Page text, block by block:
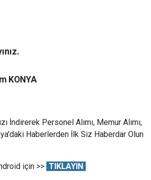
KONYA
İndirerek Personel Alımı, Memur Alımı,
Haberlerden İlk Siz Haberdar Olun
için >> TIKLAYIN